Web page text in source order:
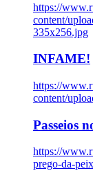
https://
content/
335x256.jpg
INFAME!
https://
content/
Passeios
https://
prego-da-